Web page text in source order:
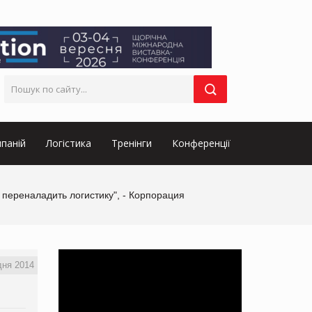
Логістика Тренінги Конференції
логистику", - Корпорация
2014